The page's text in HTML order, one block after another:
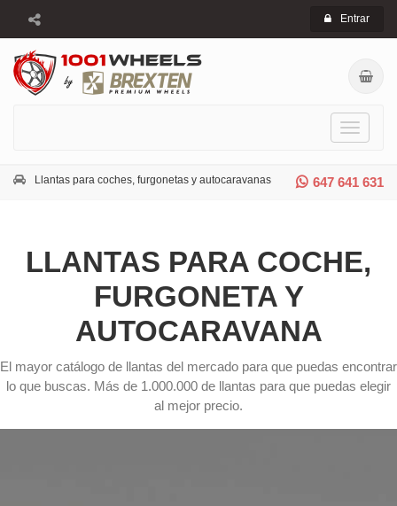
Entrar
Toggle
647 641 631
Llantas para coches, furgonetas y autocaravanas
LLANTAS PARA COCHE,
FURGONETA Y
AUTOCARAVANA
El mayor catálogo de llantas del mercado para que puedas encontrar
lo que buscas. Más de 1.000.000 de llantas para que puedas elegir
al mejor precio.